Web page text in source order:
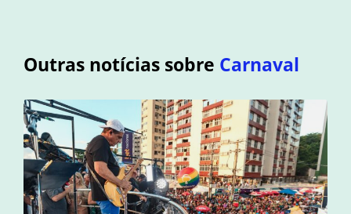
Outras notícias sobre Carnaval